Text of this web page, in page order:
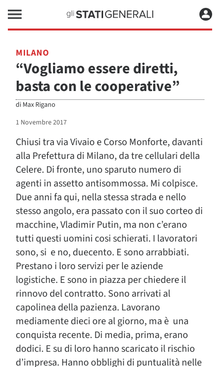
MILANO
“Vogliamo essere diretti,
basta con le cooperative”
di Max Rigano
1 Novembre 2017
Chiusi tra via Vivaio e Corso Monforte, davanti
alla Prefettura di Milano, da tre cellulari della
Celere. Di fronte, uno sparuto numero di
agenti in assetto antisommossa. Mi colpisce.
Due anni fa qui, nella stessa strada e nello
stesso angolo, era passato con il suo corteo di
macchine, Vladimir Putin, ma non c’erano
tutti questi uomini cosi schierati. I lavoratori
sono, si e no, duecento. E sono arrabbiati.
Prestano i loro servizi per le aziende
logistiche. E sono in piazza per chiedere il
rinnovo del contratto. Sono arrivati al
capolinea della pazienza. Lavorano
mediamente dieci ore al giorno, ma è una
conquista recente. Di media, prima, erano
dodici. E su di loro hanno scaricato il rischio
d’impresa. Hanno obblighi di puntualità nelle